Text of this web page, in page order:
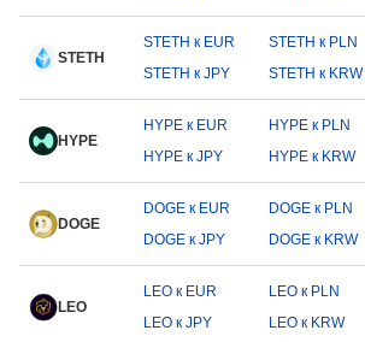
STETH
STETH к EUR STETH к PLN
STETH к JPY
STETH к KRW
HYPE
HYPE к EUR HYPE к PLN
HYPE к JPY
HYPE к KRW
DOGE
DOGE к EUR DOGE к PLN
DOGE к JPY
DOGE к KRW
LEO
LEO к EUR LEO к PLN
LEO к JPY
LEO к KRW